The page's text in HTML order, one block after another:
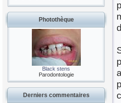
Photothèque
Black stens
Parodontologie
Derniers commentaires